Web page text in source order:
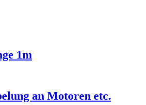
1m
an Motoren etc.